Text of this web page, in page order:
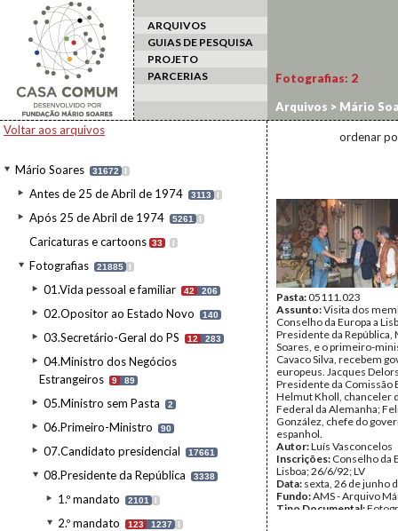
ARQUIVOS
GUIAS DE PESQUISA
PROJETO
PARCERIAS
Voltar aos arquivos
Mário Soares 31672 I
Antes de 25 de Abril de 1974 3113 I
Após 25 de Abril de 1974 5261 I
Caricaturas e cartoons 33 I
Fotografias 21885 I
01.Vida pessoal e familiar 42 206
02.Opositor ao Estado Novo 140
03.Secretário-Geral do PS 12 283
04.Ministro dos Negócios
Estrangeiros
9 89
05.Ministro sem Pasta 2
06.Primeiro-Ministro 90
07.Candidato presidencial 17661
08.Presidente da República 3338
1.º mandato 2101 I
2.º mandato 123 1237 I
Fotografias: 2
Arquivos > Mário
Estado a Portugal>
ordenar
Pasta:05111.023
Assunto:Visita dos
Conselho da Europa a
Presidente da República,
Soares, e o primeiro-
Cavaco Silva, recebem
europeus. Jacques
Presidente da Comissão
Helmut Kholl, chanceler
Federal da Alemanha;
González, chefe do
espanhol.
Autor:Luís Vasconcelos
Inscrições: Conselho da
Lisboa; 26/6/92; LV
Data: sexta, 26 de junho
Fundo:AMS - Arquivo
Tipo Documental: